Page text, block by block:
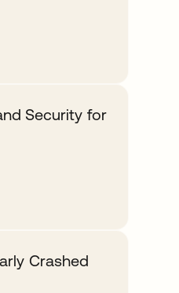
Security for
Crashed